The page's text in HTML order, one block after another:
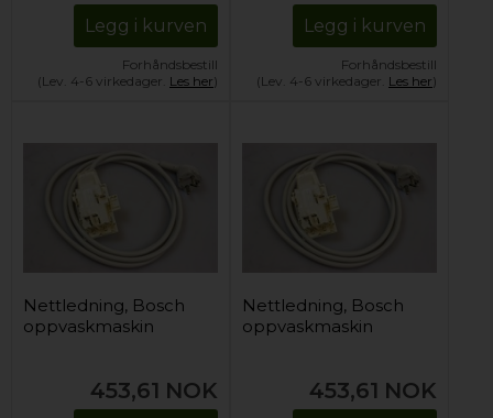
Legg i kurven
Forhåndsbestill
(Lev. 4-6 virkedager. Les her)
Legg i kurven
Forhåndsbestill
(Lev. 4-6 virkedager. Les her)
Nettledning, Bosch
oppvaskmaskin
453,61 NOK
Nettledning, Bosch
oppvaskmaskin
453,61 NOK